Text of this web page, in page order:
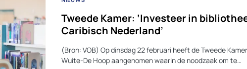
Tweede Kamer: ‘Investeer in
Caribisch Nederland’
(Bron: VOB) Op dinsdag 22 februari heeft de Tweede
Wuite-De Hoop aangenomen waarin de noodzaak om te…